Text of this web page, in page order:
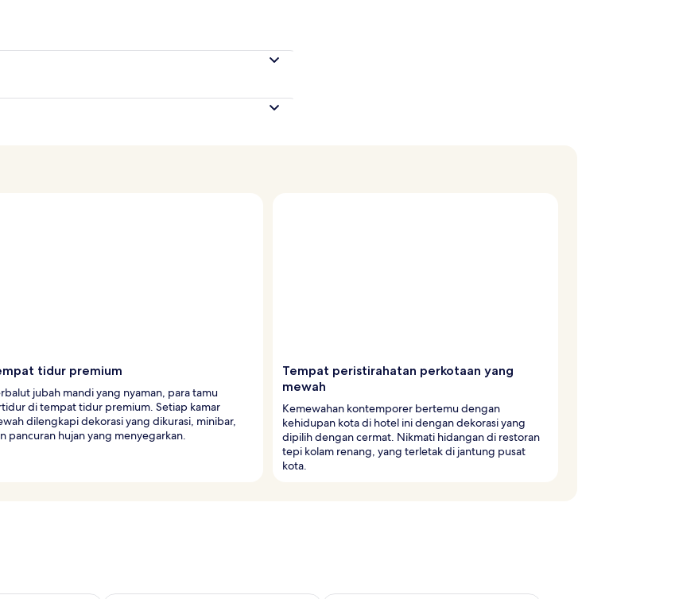
tidur premium
jubah mandi yang nyaman, para tamu
di tempat tidur premium. Setiap kamar
dilengkapi dekorasi yang dikurasi, minibar,
pancuran hujan yang menyegarkan.
Tempat peristirahatan perkotaan yang
mewah
Kemewahan kontemporer bertemu dengan
kehidupan kota di hotel ini dengan dekorasi yang
dipilih dengan cermat. Nikmati hidangan di restoran
tepi kolam renang, yang terletak di jantung pusat
kota.